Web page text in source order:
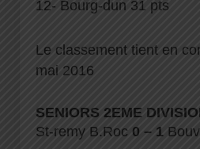
12- Bourg-dun 31 pts
Le classement tient en
mai 2016
SENIORS 2EME
St-remy B.Roc 0 – 1